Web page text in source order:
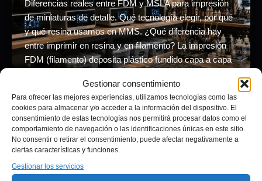
Gestionar consentimiento
Para ofrecer las mejores experiencias, utilizamos tecnologías como las
cookies para almacenar y/o acceder a la información del dispositivo. El
consentimiento de estas tecnologías nos permitirá procesar datos como el
comportamiento de navegación o las identificaciones únicas en este sitio.
No consentir o retirar el consentimiento, puede afectar negativamente a
ciertas características y funciones.
Gestionar los servicios
Diferencias reales entre FDM y MSLA para impresión
de miniaturas de detalle. Qué tecnología elegir, por qué
y qué resina usamos en MMS. ¿Qué diferencia hay
entre imprimir en resina y en filamento? La impresión
FDM (filamento) deposita plástico fundido capa a capa